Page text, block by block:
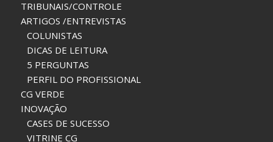
TRIBUNAIS/CONTROLE
ARTIGOS /ENTREVISTAS
COLUNISTAS
DICAS DE LEITURA
5 PERGUNTAS
PERFIL DO PROFISSIONAL
CG VERDE
INOVAÇÃO
CASES DE SUCESSO
VITRINE CG